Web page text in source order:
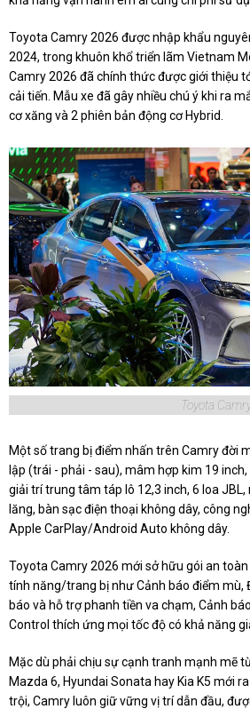
Toyota Camry 2026 được nhập khẩu
2024, trong khuôn khổ triển lãm Vietnam
Camry 2026 đã chính thức được giới thiệu
cải tiến. Mẫu xe đã gây nhiều chú ý khi ra
cơ xăng và 2 phiên bản động cơ Hybrid.
Toyota
Một số trang bị điểm nhấn trên Camry đời
lập (trái - phải - sau), mâm hợp kim 19
giải trí trung tâm táp lô 12,3 inch, 6 loa JBL,
lăng, bàn sạc điện thoại không dây, công
Apple CarPlay/Android Auto không dây.
Toyota Camry 2026 mới sở hữu gói an
tính năng/trang bị như Cảnh báo điểm mù,
báo và hỗ trợ phanh tiền va chạm, Cảnh
Control thích ứng mọi tốc độ có khả năng
Mặc dù phải chịu sự cạnh tranh mạnh mẽ
Mazda 6, Hyundai Sonata hay Kia K5 mới
trội, Camry luôn giữ vững vị trí dẫn đầu,